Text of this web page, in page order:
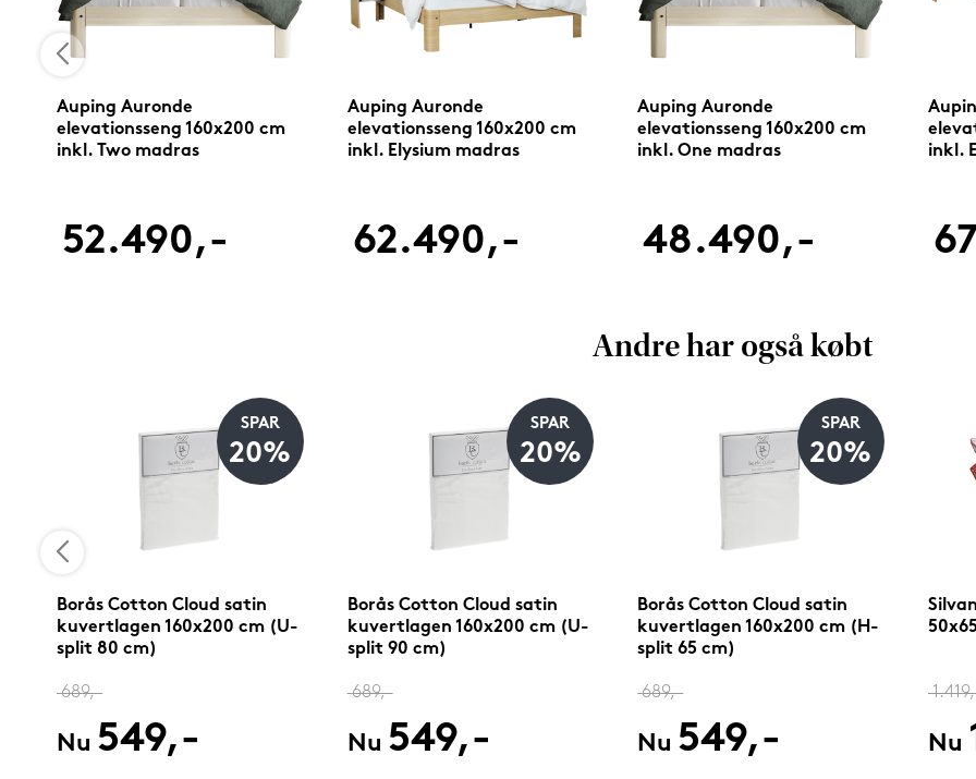
Auping Auronde
elevationsseng 160x200 cm
inkl. Two madras
52.490,-
Auping Auronde
elevationsseng 160x200 cm
inkl. Elysium madras
62.490,-
Auping Auronde
elevationsseng 160x200 cm
inkl. One madras
48.490,-
inkl.
Andre har også købt
SPAR
20%
Borås Cotton Cloud satin
kuvertlagen 160x200 cm (U-
split 80 cm)
689,-
Nu 549,-
SPAR
20%
Borås Cotton Cloud satin
kuvertlagen 160x200 cm (U-
split 90 cm)
689,-
Nu 549,-
SPAR
20%
Borås Cotton Cloud satin
kuvertlagen 160x200 cm (H-
split 65 cm)
689,-
Nu 549,- Nu